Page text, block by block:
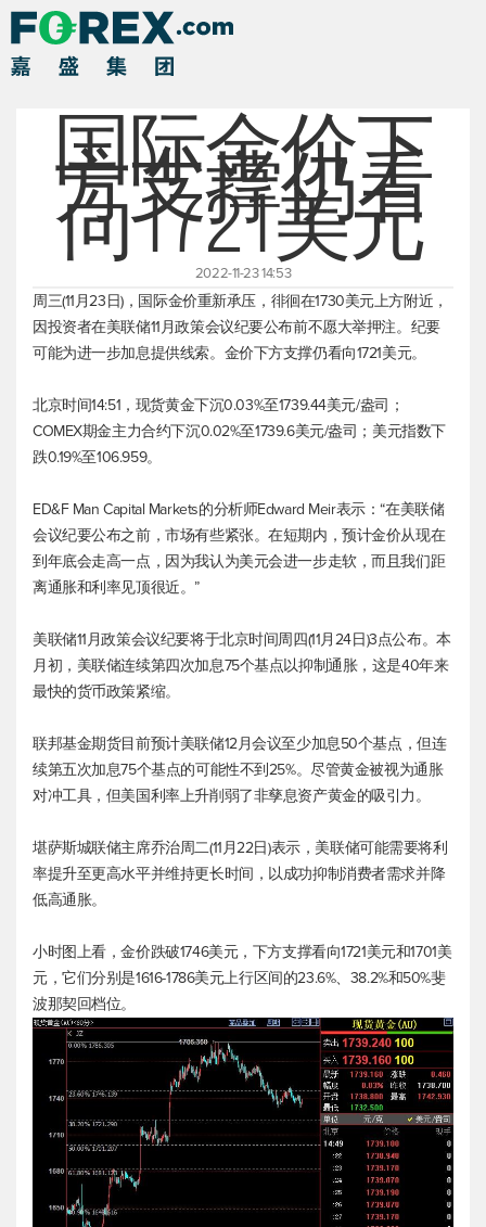
国际金价下
方支撑仍看
向1721美元
2022-11-23 14:53
周三(11月23日)，国际金价重新承压，徘徊在1730美元上方附近，
因投资者在美联储11月政策会议纪要公布前不愿大举押注。纪要
可能为进一步加息提供线索。金价下方支撑仍看向1721美元。
北京时间14:51， 现货黄金下沉0.03%至1739.44美元/盎司；
COMEX期金主力合约下沉0.02%至1739.6美元/盎司； 美元指数下
跌0.19%至106.959。
ED&F Man Capital Markets的分析师Edward Meir表示：“在美联储
会议纪要公布之前，市场有些紧张。在短期内，预计金价从现在
到年底会走高一点，因为我认为美元会进一步走软，而且我们距
离通胀和利率见顶很近。”
美联储11月政策会议纪要将于北京时间周四(11月24日)3点公布。本
月初，美联储连续第四次加息75个基点以抑制通胀，这是40年来
最快的货币政策紧缩。
联邦基金期货目前预计美联储12月会议至少加息50个基点，但连
续第五次加息75个基点的可能性不到25%。尽管黄金被视为通胀
对冲工具，但美国利率上升削弱了非孳息资产黄金的吸引力。
堪萨斯城联储主席乔治周二(11月22日)表示，美联储可能需要将利
率提升至更高水平并维持更长时间，以成功抑制消费者需求并降
低高通胀。
小时图上看，金价跌破1746美元，下方支撑看向1721美元和1701美
元，它们分别是1616-1786美元上行区间的23.6%、38.2%和50%斐
波那契回档位。